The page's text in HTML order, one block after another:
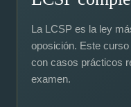
La LCSP es la ley
oposición. Este
con casos prácticos
examen.